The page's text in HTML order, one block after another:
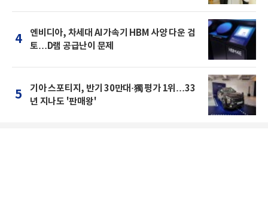
4
엔비디아, 차세대 AI가속기 HBM 사양 다운 검
토…D램 공급난이 문제
5
기아 스포티지, 반기 30만대·獨 평가 1위…33
년 지나도 '판매왕'